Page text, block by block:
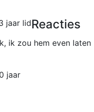
jaar lidReacties
ik zou hem even laten
jaar